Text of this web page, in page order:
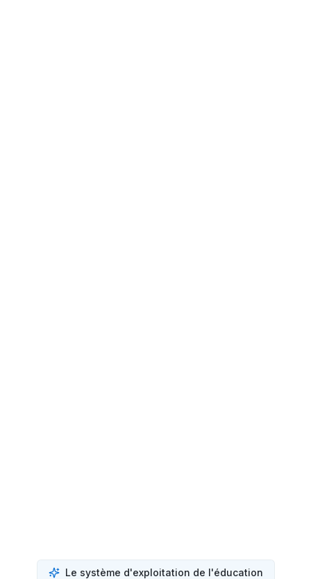
Le système d'exploitation de l'éducation